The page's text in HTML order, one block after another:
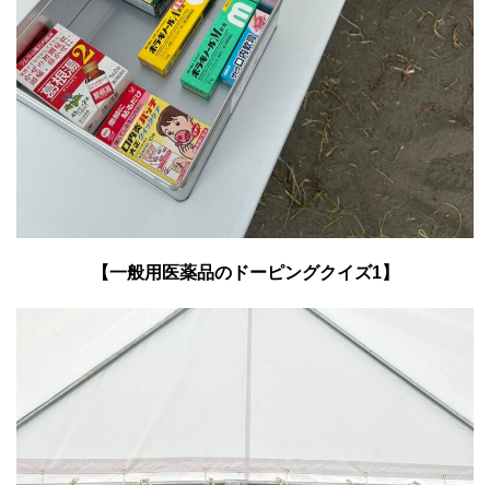
【一般用医薬品のドーピングクイズ1】